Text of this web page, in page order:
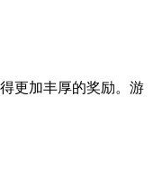
更加丰厚的奖励。游